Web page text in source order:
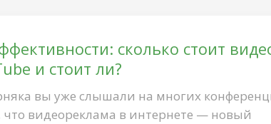
сколько стоит
и стоит ли?
вы уже слышали на многих
что видеореклама в интернете — новый